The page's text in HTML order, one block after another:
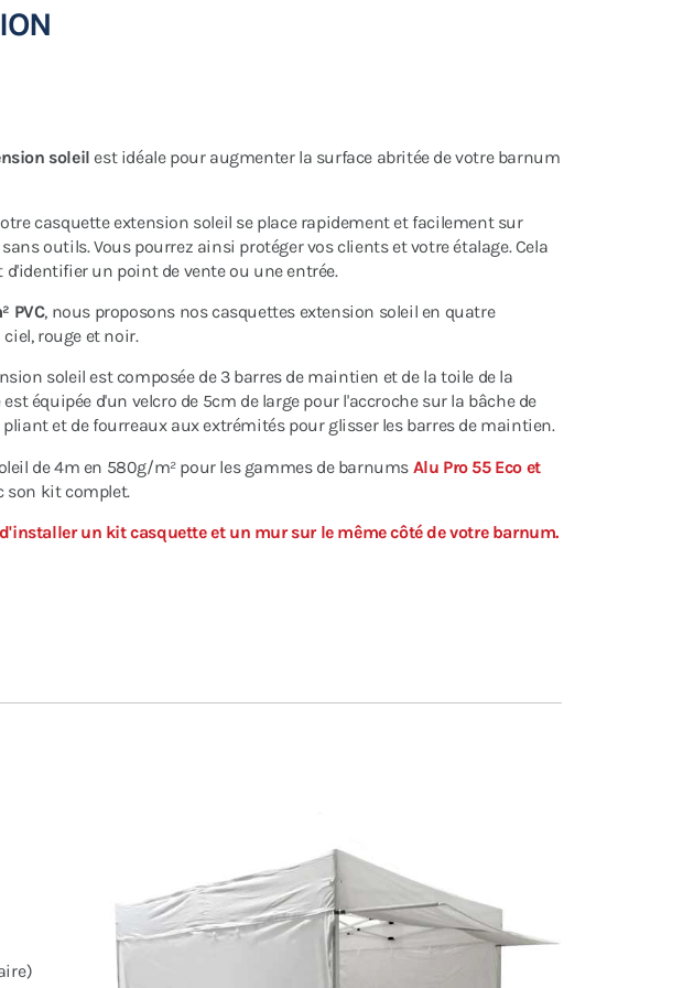
soleil est idéale pour augmenter la surface abritée de votre barnum
casquette extension soleil se place rapidement et facilement sur
outils. Vous pourrez ainsi protéger vos clients et votre étalage. Cela
un point de vente ou une entrée.
PVC, nous proposons nos casquettes extension soleil en quatre
rouge et noir.
soleil est composée de 3 barres de maintien et de la toile de la
équipée d'un velcro de 5cm de large pour l'accroche sur la bâche de
et de fourreaux aux extrémités pour glisser les barres de maintien.
de 4m en 580g/m² pour les gammes de barnums Alu Pro 55 Eco et
son kit complet.
un kit casquette et un mur sur le même côté de votre barnum.